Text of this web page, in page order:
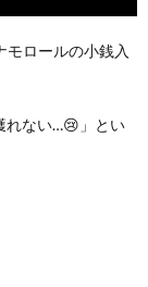
ロールの小銭入
れない…😢」とい